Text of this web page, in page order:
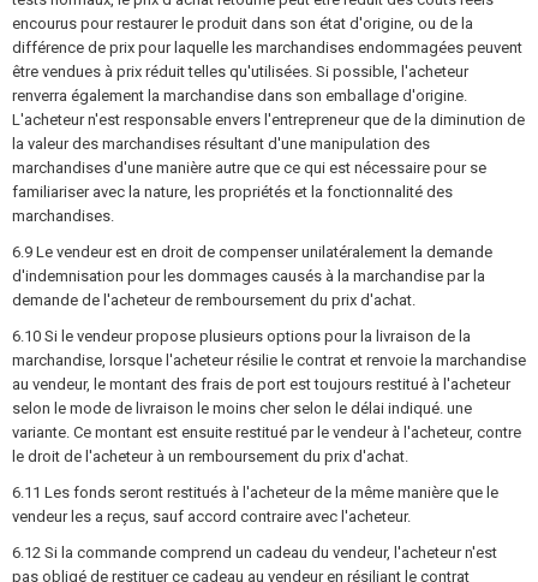
encourus pour restaurer le produit dans son état d'origine, ou de la
différence de prix pour laquelle les marchandises endommagées peuvent
être vendues à prix réduit telles qu'utilisées. Si possible, l'acheteur
renverra également la marchandise dans son emballage d'origine.
L'acheteur n'est responsable envers l'entrepreneur que de la diminution de
la valeur des marchandises résultant d'une manipulation des
marchandises d'une manière autre que ce qui est nécessaire pour se
familiariser avec la nature, les propriétés et la fonctionnalité des
marchandises.
6.9 Le vendeur est en droit de compenser unilatéralement la demande
d'indemnisation pour les dommages causés à la marchandise par la
demande de l'acheteur de remboursement du prix d'achat.
6.10 Si le vendeur propose plusieurs options pour la livraison de la
marchandise, lorsque l'acheteur résilie le contrat et renvoie la marchandise
au vendeur, le montant des frais de port est toujours restitué à l'acheteur
selon le mode de livraison le moins cher selon le délai indiqué. une
variante. Ce montant est ensuite restitué par le vendeur à l'acheteur, contre
le droit de l'acheteur à un remboursement du prix d'achat.
6.11 Les fonds seront restitués à l'acheteur de la même manière que le
vendeur les a reçus, sauf accord contraire avec l'acheteur.
6.12 Si la commande comprend un cadeau du vendeur, l'acheteur n'est
pas obligé de restituer ce cadeau au vendeur en résiliant le contrat